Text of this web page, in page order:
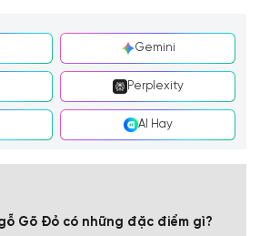
Gemini
Perplexity
AI Hay
Gõ Đỏ có những đặc điểm gì?